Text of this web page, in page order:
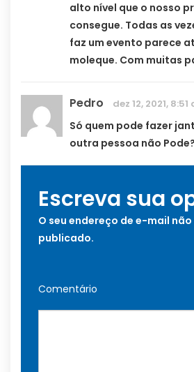
alto nível que o nosso
consegue. Todas as
faz um evento parece
moleque. Com muitas
Pedro dez 12, 2021, 8:51
Só quem pode fazer
outra pessoa não Pode?
Escreva sua
O seu endereço de e-mail não
publicado.
Comentário